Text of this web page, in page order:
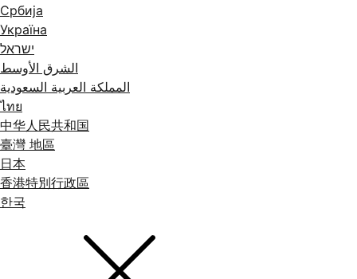
Србија
Україна
ישראל
الشرق الأوسط
المملكة العربية السعودية
ไทย
中华人民共和国
臺灣 地區
日本
香港特別行政區
한국